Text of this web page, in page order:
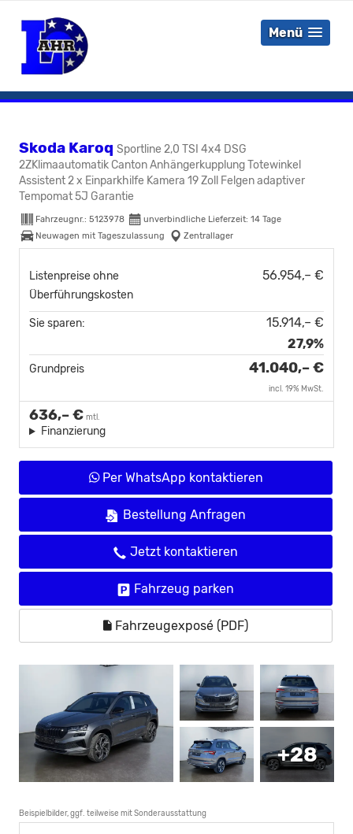
Menü
Skoda Karoq Sportline 2,0 TSI 4x4 DSG
2ZKlimaautomatik Canton Anhängerkupplung Totewinkel
Assistent 2 x Einparkhilfe Kamera 19 Zoll Felgen adaptiver
Tempomat 5J Garantie
Fahrzeugnr.: 5123978 unverbindliche Lieferzeit: 14 Tage
Neuwagen mit Tageszulassung
Zentrallager
Listenpreise ohne
Überführungskosten
56.954,– €
Sie sparen:
15.914,– €
27,9%
Grundpreis 41.040,– €
incl. 19% MwSt.
636,– € mtl.
Finanzierung
Per WhatsApp kontaktieren
Bestellung Anfragen
Jetzt kontaktieren
Fahrzeug parken
Fahrzeugexposé (PDF)
+28
Beispielbilder, ggf. teilweise mit Sonderausstattung